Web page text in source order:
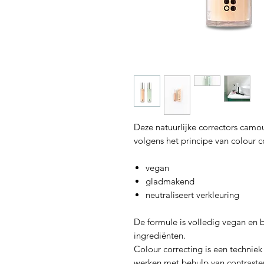
Deze natuurlijke correctors
volgens het principe van colour
vegan
gladmakend
neutraliseert verkleuring
De formule is volledig vegan en
ingrediënten.
Colour correcting is een